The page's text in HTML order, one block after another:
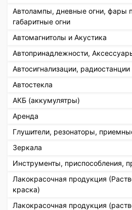
Автолампы, дневные огни, фары
габаритные огни
Автомагнитолы и Акустика
Автопринадлежности,
Автосигнализации, радиостанции
Автостекла
АКБ (аккумулятры)
Аренда
Глушители, резонаторы,
Зеркала
Инструменты, приспособления,
Лакокрасочная продукция
краска)
Лакокрасочная продукция